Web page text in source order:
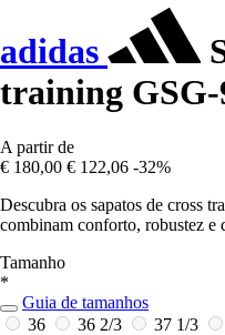
adidas
training GSG-
A partir de
€ 180,00 € 122,06 -32%
Descubra os sapatos de cross
combinam conforto, robustez e
Tamanho
*
Guia de tamanhos
36
36 2/3 37 1/3